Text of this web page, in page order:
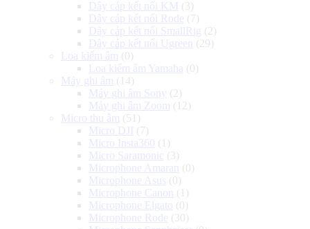
Dây cáp kết nối KM (3)
Dây cáp kết nối Rode (7)
Dây cáp kết nối SmallRig (2)
Dây cáp kết nối Ugreen
(29)
Loa kiểm âm (0)
Loa kiểm âm Yamaha (0)
Máy ghi âm (14)
Máy ghi âm Sony (2)
Máy ghi âm Zoom (12)
Micro thu âm (51)
Micro DJI (7)
Micro Insta360 (1)
Micro Saramonic (3)
Microphone Amaran
(0)
Microphone Asus (0)
Microphone Canon
(1)
Microphone Elgato (0)
Microphone Rode (30)